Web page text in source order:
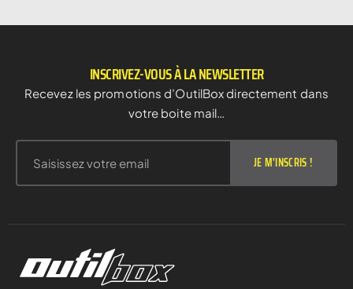
INSCRIVEZ-VOUS À LA NEWSLETTER
Recevez les promotions d’OutilBox directement dans
votre boite mail…
JE M'INSCRIS !